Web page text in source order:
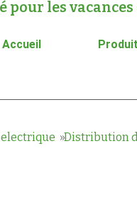
pour les
Accueil
Distribution